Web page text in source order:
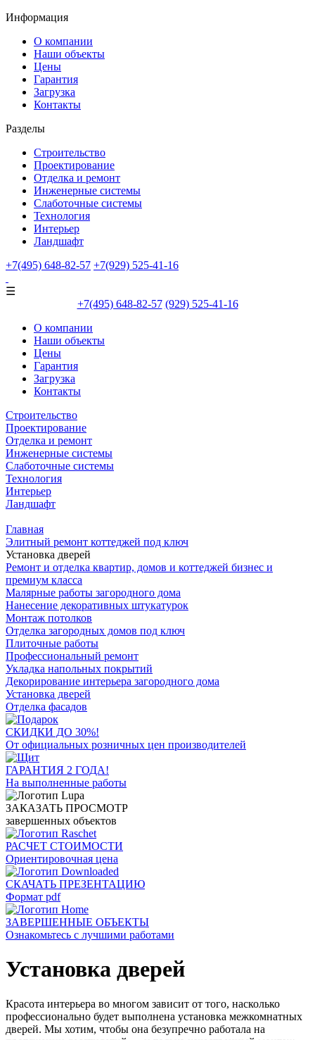
Информация
О компании
Наши объекты
Цены
Гарантия
Загрузка
Контакты
Разделы
Строительство
Проектирование
Отделка и ремонт
Инженерные системы
Слаботочные системы
Технология
Интерьер
Ландшафт
+7(495) 648-82-57 +7(929) 525-41-16
☰
+7(495) 648-82-57 (929) 525-41-16
О компании
Наши объекты
Цены
Гарантия
Загрузка
Контакты
Строительство
Проектирование
Отделка и ремонт
Инженерные системы
Слаботочные системы
Технология
Интерьер
Ландшафт
Главная
Элитный ремонт коттеджей под ключ
Установка дверей
Ремонт и отделка квартир, домов и коттеджей бизнес и
премиум класса
Малярные работы загородного дома
Нанесение декоративных штукатурок
Монтаж потолков
Отделка загородных домов под ключ
Плиточные работы
Профессиональный ремонт
Укладка напольных покрытий
Декорирование интерьера загородного дома
Установка дверей
Отделка фасадов
СКИДКИ ДО 30%!
От официальных розничных цен производителей
ГАРАНТИЯ 2 ГОДА!
На выполненные работы
ЗАКАЗАТЬ ПРОСМОТР
завершенных объектов
РАСЧЕТ СТОИМОСТИ
Ориентировочная цена
СКАЧАТЬ ПРЕЗЕНТАЦИЮ
Формат pdf
ЗАВЕРШЕННЫЕ ОБЪЕКТЫ
Ознакомьтесь с лучшими работами
Установка дверей
Красота интерьера во многом зависит от того, насколько
профессионально будет выполнена установка межкомнатных
дверей. Мы хотим, чтобы она безупречно работала на